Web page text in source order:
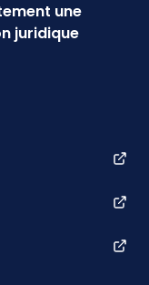
une
juridique